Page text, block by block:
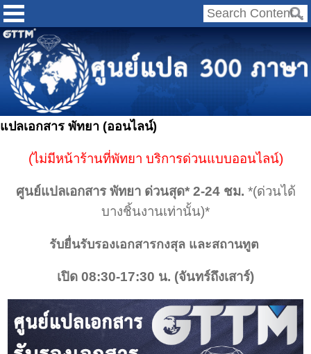
แปลเอกสาร พัทยา (ออนไลน์)
(ไม่มีหน้าร้านที่พัทยา บริการด่วนแบบออนไลน์)
ศูนย์แปลเอกสาร พัทยา ด่วนสุด* 2-24 ชม. *(ด่วนได้
บางชิ้นงานเท่านั้น)*
รับยื่นรับรองเอกสารกงสุล และสถานทูต
เปิด 08:30-17:30 น. (จันทร์ถึงเสาร์)